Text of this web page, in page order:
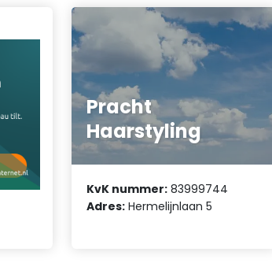
Pracht
Haarstyling
KvK nummer: 83999744
Adres: Hermelijnlaan 5